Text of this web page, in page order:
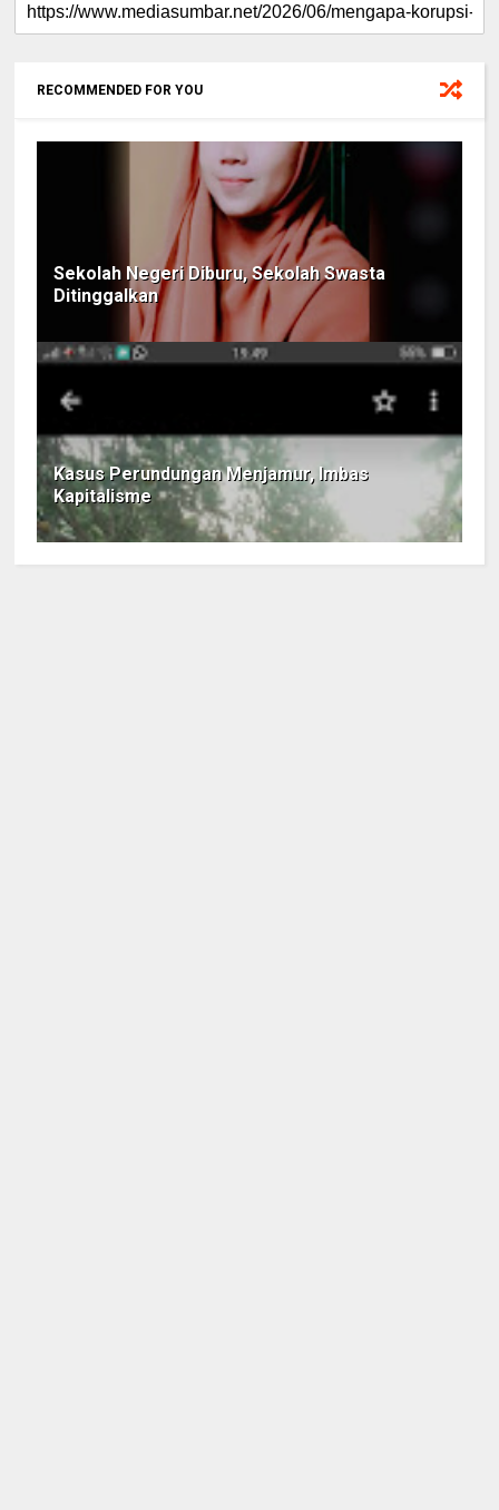
RECOMMENDED FOR YOU
Sekolah Negeri Diburu, Sekolah Swasta
Ditinggalkan
Kasus Perundungan Menjamur, Imbas
Kapitalisme